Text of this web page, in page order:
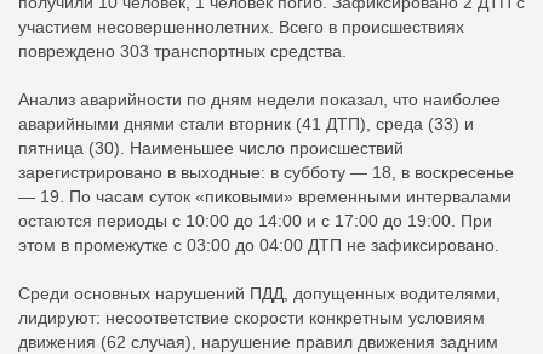
участием несовершеннолетних. Всего в происшествиях
повреждено 303 транспортных средства.
Анализ аварийности по дням недели показал, что наиболее
аварийными днями стали вторник (41 ДТП), среда (33) и
пятница (30). Наименьшее число происшествий
зарегистрировано в выходные: в субботу — 18, в воскресенье
— 19. По часам суток «пиковыми» временными интервалами
остаются периоды с 10:00 до 14:00 и с 17:00 до 19:00. При
этом в промежутке с 03:00 до 04:00 ДТП не зафиксировано.
Среди основных нарушений ПДД, допущенных водителями,
лидируют: несоответствие скорости конкретным условиям
движения (62 случая), нарушение правил движения задним